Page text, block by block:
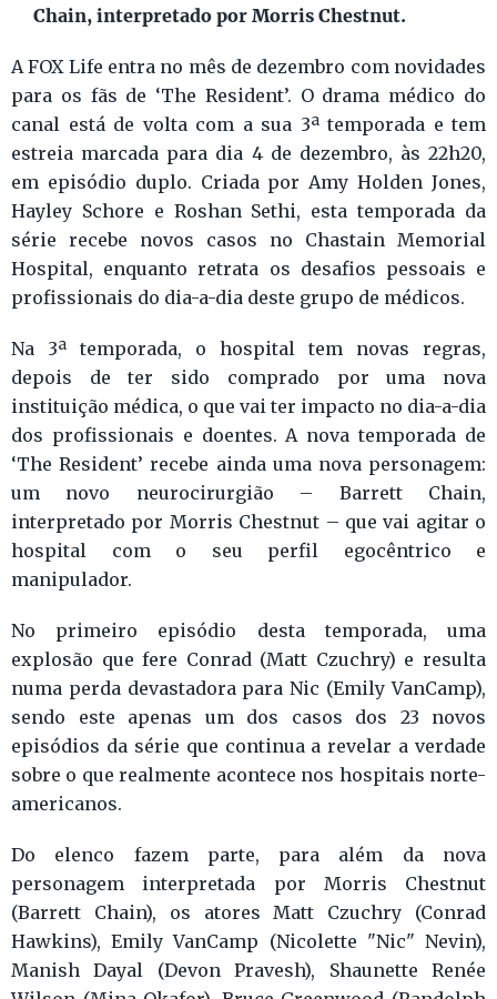
Chain, interpretado por Morris Chestnut.
A FOX Life entra no mês de dezembro com novidades
para os fãs de ‘The Resident’. O drama médico do
canal está de volta com a sua 3ª temporada e tem
estreia marcada para dia 4 de dezembro, às 22h20,
em episódio duplo. Criada por Amy Holden Jones,
Hayley Schore e Roshan Sethi, esta temporada da
série recebe novos casos no Chastain Memorial
Hospital, enquanto retrata os desafios pessoais e
profissionais do dia-a-dia deste grupo de médicos.
Na 3ª temporada, o hospital tem novas regras,
depois de ter sido comprado por uma nova
instituição médica, o que vai ter impacto no dia-a-dia
dos profissionais e doentes. A nova temporada de
‘The Resident’ recebe ainda uma nova personagem:
um novo neurocirurgião – Barrett Chain,
interpretado por Morris Chestnut – que vai agitar o
hospital com o seu perfil egocêntrico e
manipulador.
No primeiro episódio desta temporada, uma
explosão que fere Conrad (Matt Czuchry) e resulta
numa perda devastadora para Nic (Emily VanCamp),
sendo este apenas um dos casos dos 23 novos
episódios da série que continua a revelar a verdade
sobre o que realmente acontece nos hospitais norte-
americanos.
Do elenco fazem parte, para além da nova
personagem interpretada por Morris Chestnut
(Barrett Chain), os atores Matt Czuchry (Conrad
Hawkins), Emily VanCamp (Nicolette "Nic" Nevin),
Manish Dayal (Devon Pravesh), Shaunette Renée